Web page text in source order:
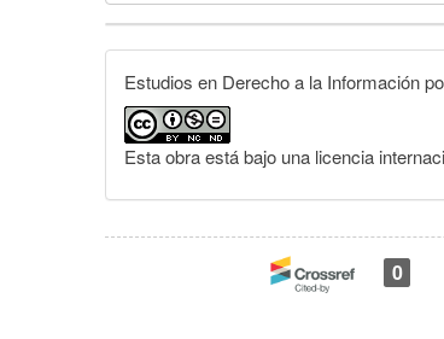
Detalles
del
artículo
Estudios en Derecho a la Información
Esta obra está bajo una licencia
0